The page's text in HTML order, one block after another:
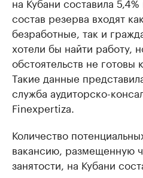
состав резерва входят
безработные, так и
хотели бы найти работу,
обстоятельств не готовы
Такие данные
служба аудиторско-
Finexpertiza.
Количество
вакансию, размещенную
занятости, на Кубани